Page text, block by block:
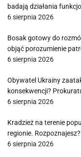
badają działania
6 sierpnia 2026
Bosak gotowy do
objąć porozumienie
6 sierpnia 2026
Obywatel Ukrainy
konsekwencji?
6 sierpnia 2026
Kradzież na terenie
regionie. Rozpoznajesz?
6 sierpnia 2026